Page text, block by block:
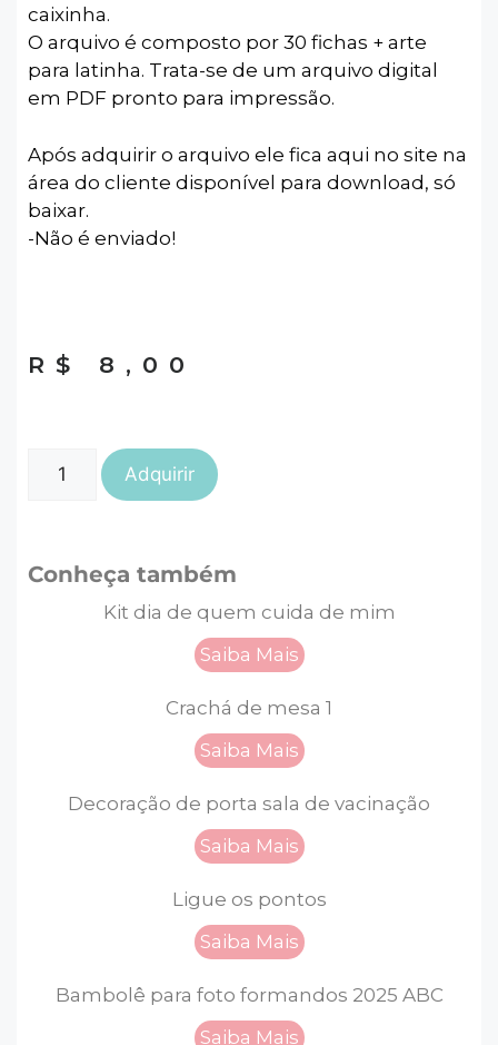
caixinha.
O arquivo é composto por 30 fichas + arte
para latinha. Trata-se de um arquivo digital
em PDF pronto para impressão.
Após adquirir o arquivo ele fica aqui no site na
área do cliente disponível para download, só
baixar.
-Não é enviado!
R$ 8,00
Adquirir
Conheça também
Kit dia de quem cuida de mim
Saiba Mais
Crachá de mesa 1
Saiba Mais
Decoração de porta sala de vacinação
Saiba Mais
Ligue os pontos
Saiba Mais
Bambolê para foto formandos 2025 ABC
Saiba Mais